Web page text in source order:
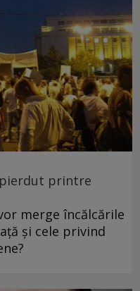
pierdut printre
merge încălcările
și cele privind